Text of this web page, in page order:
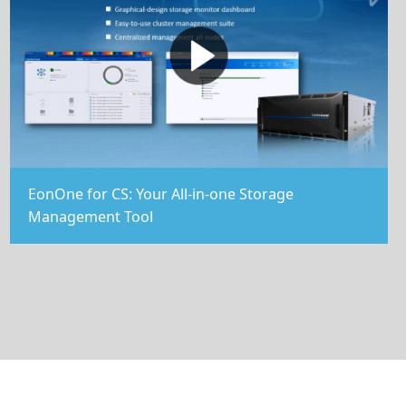
EonOne for CS: Your All-in-one Storage
Management Tool